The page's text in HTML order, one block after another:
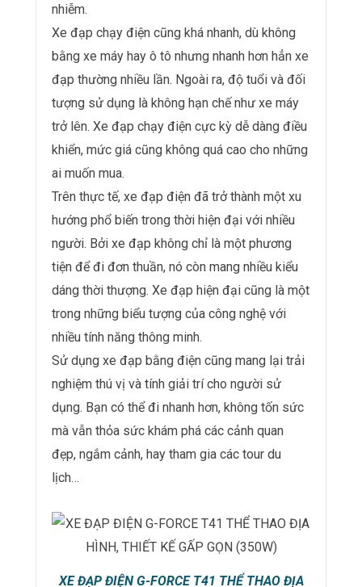
nhiễm.
Xe đạp chạy điện cũng khá nhanh, dù không
bằng xe máy hay ô tô nhưng nhanh hơn hẳn xe
đạp thường nhiều lần. Ngoài ra, độ tuổi và đối
tượng sử dụng là không hạn chế như xe máy
trở lên. Xe đạp chạy điện cực kỳ dễ dàng điều
khiển, mức giá cũng không quá cao cho những
ai muốn mua.
Trên thực tế, xe đạp điện đã trở thành một xu
hướng phổ biến trong thời hiện đại với nhiều
người. Bởi xe đạp không chỉ là một phương
tiện để đi đơn thuần, nó còn mang nhiều kiểu
dáng thời thượng. Xe đạp hiện đại cũng là một
trong những biểu tượng của công nghệ với
nhiều tính năng thông minh.
Sử dụng xe đạp bằng điện cũng mang lại trải
nghiệm thú vị và tính giải trí cho người sử
dụng. Bạn có thể đi nhanh hơn, không tốn sức
mà vẫn thỏa sức khám phá các cảnh quan
đẹp, ngắm cảnh, hay tham gia các tour du
lịch…
XE ĐẠP ĐIỆN G-FORCE T41 THỂ THAO ĐỊA